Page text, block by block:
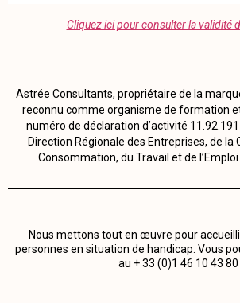
Cliquez ici pour consulter la validité
Astrée Consultants, propriétaire de la
reconnu comme organisme de formation
numéro de déclaration d’activité
Direction Régionale des Entreprises, de la
Consommation, du Travail et de l’Emploi
Nous mettons tout en œuvre pour
personnes en situation de handicap. Vous
au + 33 (0)1 46 10 43 80